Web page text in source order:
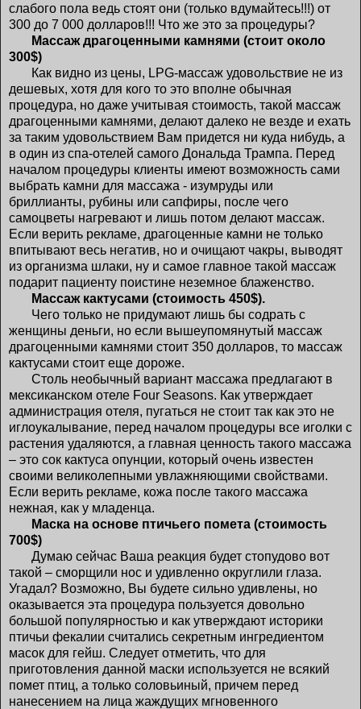
слабого пола ведь стоят они (только вдумайтесь!!!) от
300 до 7 000 долларов!!! Что же это за процедуры?
Массаж драгоценными камнями (стоит около
300$)
Как видно из цены, LPG-массаж удовольствие не из
дешевых, хотя для кого то это вполне обычная
процедура, но даже учитывая стоимость, такой массаж
драгоценными камнями, делают далеко не везде и ехать
за таким удовольствием Вам придется ни куда нибудь, а
в один из спа-отелей самого Дональда Трампа. Перед
началом процедуры клиенты имеют возможность сами
выбрать камни для массажа - изумруды или
бриллианты, рубины или сапфиры, после чего
самоцветы нагревают и лишь потом делают массаж.
Если верить рекламе, драгоценные камни не только
впитывают весь негатив, но и очищают чакры, выводят
из организма шлаки, ну и самое главное такой массаж
подарит пациенту поистине неземное блаженство.
Массаж кактусами (стоимость 450$).
Чего только не придумают лишь бы содрать с
женщины деньги, но если вышеупомянутый массаж
драгоценными камнями стоит 350 долларов, то массаж
кактусами стоит еще дороже.
Столь необычный вариант массажа предлагают в
мексиканском отеле Four Seasons. Как утверждает
администрация отеля, пугаться не стоит так как это не
иглоукалывание, перед началом процедуры все иголки с
растения удаляются, а главная ценность такого массажа
– это сок кактуса опунции, который очень известен
своими великолепными увлажняющими свойствами.
Если верить рекламе, кожа после такого массажа
нежная, как у младенца.
Маска на основе птичьего помета (стоимость
700$)
Думаю сейчас Ваша реакция будет стопудово вот
такой – сморщили нос и удивленно округлили глаза.
Угадал? Возможно, Вы будете сильно удивлены, но
оказывается эта процедура пользуется довольно
большой популярностью и как утверждают историки
птичьи фекалии считались секретным ингредиентом
масок для гейш. Следует отметить, что для
приготовления данной маски используется не всякий
помет птиц, а только соловьиный, причем перед
нанесением на лица жаждущих мгновенного